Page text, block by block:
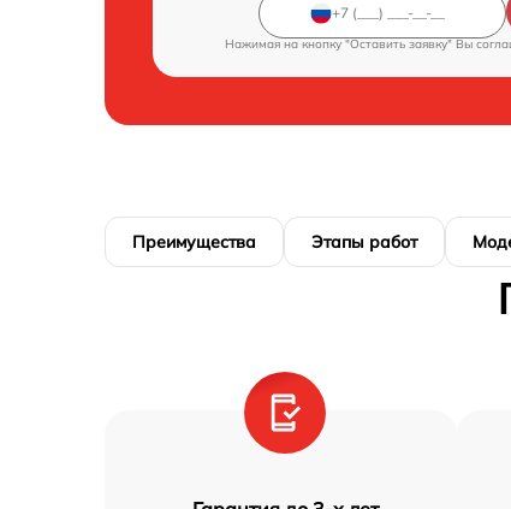
Нажимая на кнопку "Оставить заявку" Вы
Преимущества Этапы работ